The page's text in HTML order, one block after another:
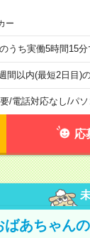
ー
うち実働5時間15分
間以内(最短2日目)
/電話対応なし/パ
応
ばあちゃん